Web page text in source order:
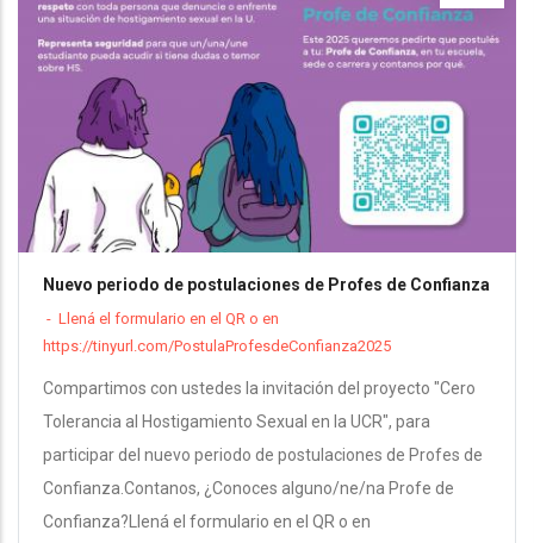
Nuevo periodo de postulaciones de Profes de Confianza
- Llená el formulario en el QR o en
https://tinyurl.com/PostulaProfesdeConfianza2025
Compartimos con ustedes la invitación del proyecto "Cero
Tolerancia al Hostigamiento Sexual en la UCR", para
participar del nuevo periodo de postulaciones de Profes de
Confianza.Contanos, ¿Conoces alguno/ne/na Profe de
Confianza?Llená el formulario en el QR o en